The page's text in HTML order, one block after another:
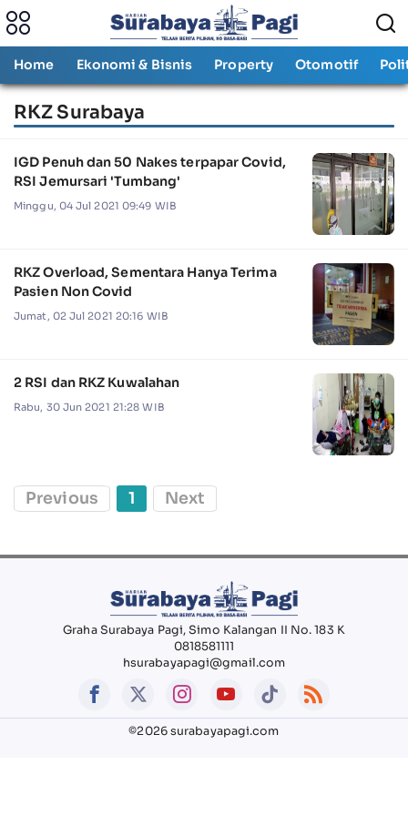
Home Ekonomi & Bisnis Property Otomotif
RKZ Surabaya
IGD Penuh dan 50 Nakes terpapar Covid,
RSI Jemursari 'Tumbang'
Minggu, 04 Jul 2021 09:49 WIB
RKZ Overload, Sementara Hanya Terima
Pasien Non Covid
Jumat, 02 Jul 2021 20:16 WIB
2 RSI dan RKZ Kuwalahan
Rabu, 30 Jun 2021 21:28 WIB
Previous 1 Next
Graha Surabaya Pagi, Simo Kalangan II No. 183 K
0818581111
hsurabayapagi@gmail.com
©2026 surabayapagi.com